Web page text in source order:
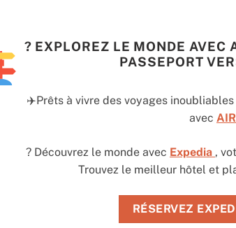
? EXPLOREZ LE MONDE AVEC
PASSEPORT
✈️Prêts à vivre des voyages
avec
? Découvrez le monde avec Expedia ,
Trouvez le meilleur hôtel et
RÉSERVEZ